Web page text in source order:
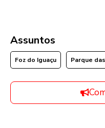
Assuntos
Foz do Iguaçu Parque